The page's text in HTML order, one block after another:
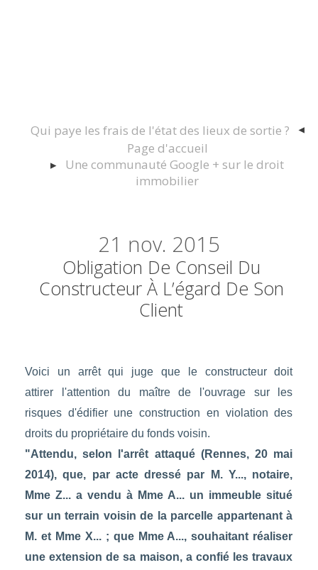
Qui paye les frais de l'état des lieux de sortie ?
Page d'accueil
Une communauté Google + sur le droit
immobilier
21 nov. 2015
Obligation De Conseil Du
Constructeur À L’égard De Son
Client
Voici un arrêt qui juge que le constructeur doit
attirer l'attention du maître de l'ouvrage sur les
risques d'édifier une construction en violation des
droits du propriétaire du fonds voisin.
"Attendu, selon l'arrêt attaqué (Rennes, 20 mai
2014), que, par acte dressé par M. Y..., notaire,
Mme Z... a vendu à Mme A... un immeuble situé
sur un terrain voisin de la parcelle appartenant à
M. et Mme X... ; que Mme A..., souhaitant réaliser
une extension de sa maison, a confié les travaux